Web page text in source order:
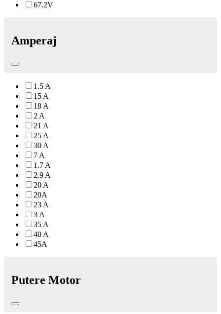
67.2V
Amperaj
1.5 A
15 A
18 A
2 A
21 A
25 A
30 A
7 A
1.7 A
2.9 A
20 A
20A
23 A
3 A
35 A
40 A
45A
Putere Motor